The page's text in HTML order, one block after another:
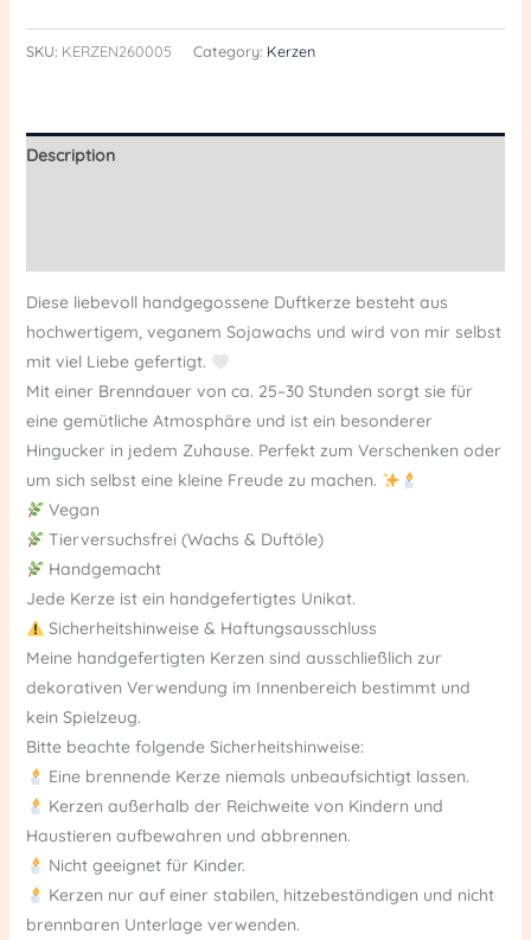
SKU: KERZEN260005 Category: Kerzen
Description
Diese liebevoll handgegossene Duftkerze besteht aus
hochwertigem, veganem Sojawachs und wird von mir selbst
mit viel Liebe gefertigt.
Mit einer Brenndauer von ca. 25–30 Stunden sorgt sie für
eine gemütliche Atmosphäre und ist ein besonderer
Hingucker in jedem Zuhause. Perfekt zum Verschenken oder
um sich selbst eine kleine Freude zu machen.
Vegan
Tierversuchsfrei (Wachs & Duftöle)
Handgemacht
Jede Kerze ist ein handgefertigtes Unikat.
Sicherheitshinweise & Haftungsausschluss
Meine handgefertigten Kerzen sind ausschließlich zur
dekorativen Verwendung im Innenbereich bestimmt und
kein Spielzeug.
Bitte beachte folgende Sicherheitshinweise:
Eine brennende Kerze niemals unbeaufsichtigt lassen.
Kerzen außerhalb der Reichweite von Kindern und
Haustieren aufbewahren und abbrennen.
Nicht geeignet für Kinder.
Kerzen nur auf einer stabilen, hitzebeständigen und nicht
brennbaren Unterlage verwenden.